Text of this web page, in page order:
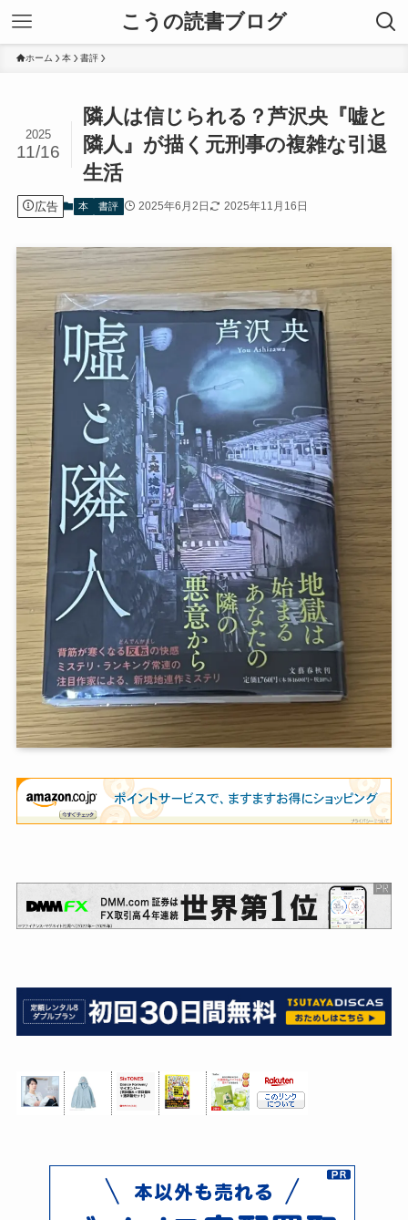
こうの読書ブログ
ホーム 本 書評
隣人は信じられる？芦沢央『嘘と
隣人』が描く元刑事の複雑な引退
生活
2025
11/16
広告 本 書評 2025年6月2日 2025年11月16日